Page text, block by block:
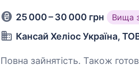
25 000 – 30 000 грн Вища
Кансай Хеліос Україна,
Повна зайнятість. Також готові взяти